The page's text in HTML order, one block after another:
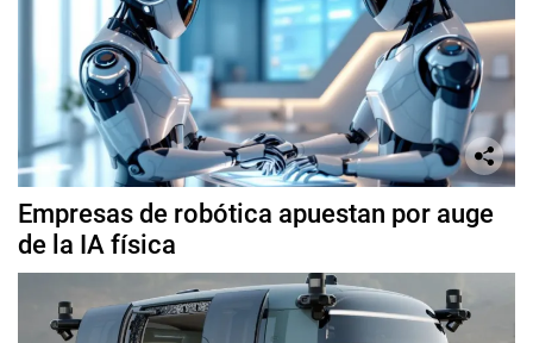
Empresas de robótica apuestan por auge
de la IA física